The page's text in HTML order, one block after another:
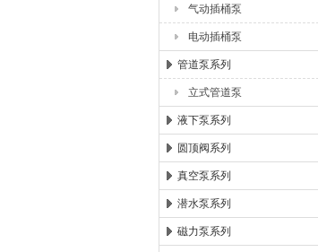
气动插桶泵
电动插桶泵
管道泵系列
立式管道泵
液下泵系列
圆顶阀系列
真空泵系列
潜水泵系列
磁力泵系列